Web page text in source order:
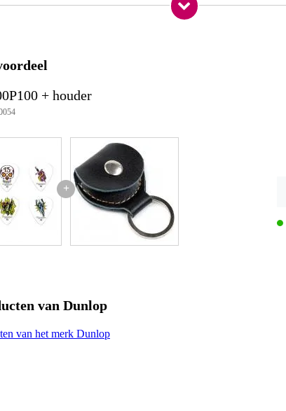
verpakking)
van Alan Forbes-opdrukken
+ houder
+
van Dunlop
van het merk Dunlop